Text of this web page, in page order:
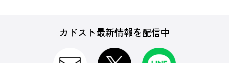
カドスト最新情報を配信中